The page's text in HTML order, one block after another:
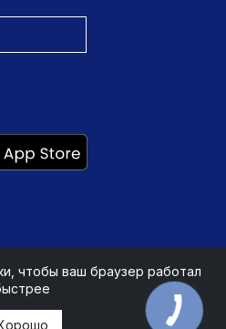
чтобы ваш браузер работал